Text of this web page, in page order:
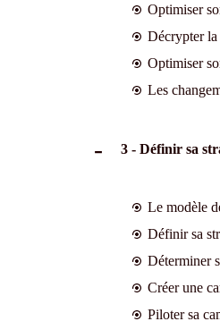
Optimiser
Décrypter la
Optimiser
Les
3 - Définir sa
Le modèle
Définir sa
Déterminer
Créer une
Piloter sa